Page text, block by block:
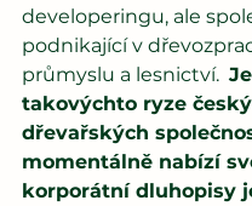
developeringu, ale
podnikající v
průmyslu a lesnictví.
takovýchto ryze
dřevařských
momentálně nabízí
korporátní dluhopisy